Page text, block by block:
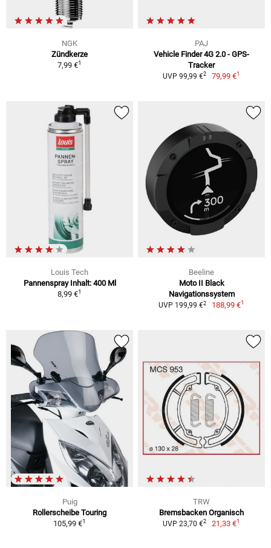
NGK
Zündkerze
7,99 €1
PAJ
Vehicle Finder 4G 2.0 - GPS-
Tracker
UVP 99,99 €2 79,99 €1
Louis Tech
Pannenspray Inhalt: 400 Ml
8,99 €1
Beeline
Moto II Black
Navigationssystem
UVP 199,99 €2 188,99 €1
Puig
Rollerscheibe Touring
105,99 €1
TRW
Bremsbacken Organisch
UVP 23,70 €2 21,33 €1